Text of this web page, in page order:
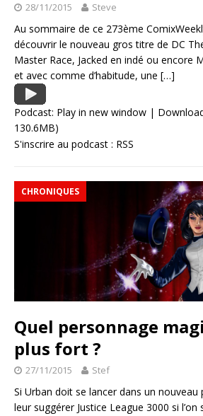
28/11/2015 Steve
Au sommaire de ce 273ème
découvrir le nouveau gros titre de DC
Master Race, Jacked en indé ou encore
et avec comme d’habitude, une […]
Podcast: Play in new window |
130.6MB)
S'inscrire au podcast : RSS
CHRONIQUES
Quel personnage
plus fort ?
27/11/2015 Stef
Si Urban doit se lancer dans un
leur suggérer Justice League 3000 si